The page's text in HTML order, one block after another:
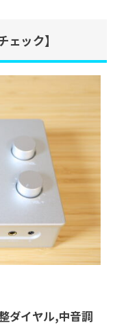
ック】
整ダイヤル,中音調